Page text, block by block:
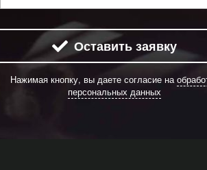
Оставить заявку
Нажимая кнопку, вы даете согласие на
персональных данных